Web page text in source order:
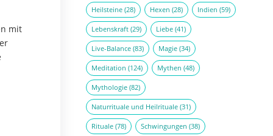
mit
Heilsteine (28) Hexen (28) Indien (59)
Lebenskraft (29) Liebe (41)
Live-Balance (83) Magie (34)
Meditation (124) Mythen (48)
Mythologie (82)
Naturrituale und Heilrituale (31)
Rituale (78) Schwingungen (38)